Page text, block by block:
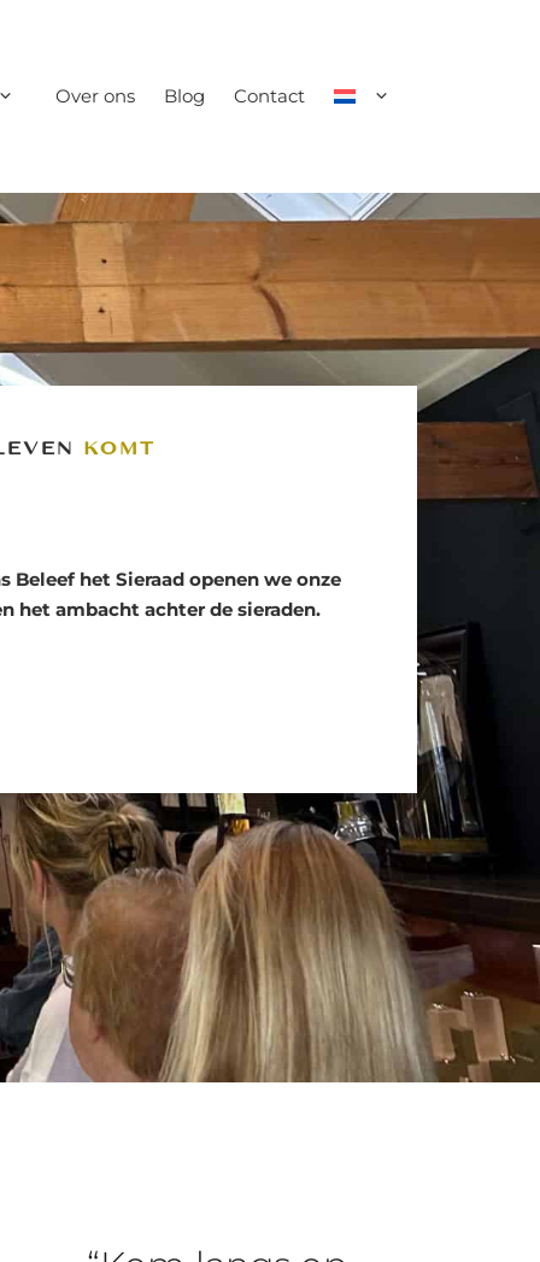
Over ons Blog Contact
KOMT
het Sieraad openen we onze
het ambacht achter de sieraden.